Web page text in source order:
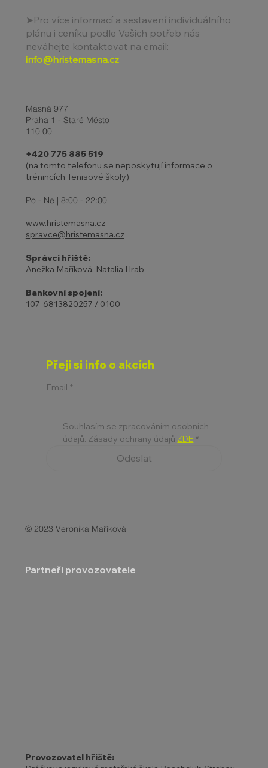
➤ Pro více informací a sestavení individuálního
plánu i ceníku podle Vašich potřeb nás
neváhejte kontaktovat na email:
info@hristemasna.cz
Provozovatel hřiště:
Masná 977
Praha 1 - Staré Město
110 00
+420 775 885 519
(na tomto telefonu se neposkytují informace o
trénincích Tenisové školy)
Po - Ne | 8:00 - 22:00
www.hristemasna.cz
spravce@hristemasna.cz
Správci hřiště:
Anežka Maříková, Natalia Hrab
Bankovní spojení:
107-6813820257 / 0100
Přeji si info o akcích
Email *
Souhlasím se zpracováním osobních
údajů. Zásady ochrany údajů ZDE *
Odeslat
© 2023 Veronika Maříková
Partneři provozovatele